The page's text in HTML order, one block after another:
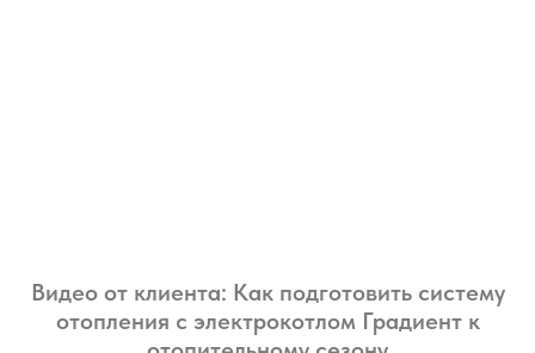
Видео от клиента: Как подготовить систему
отопления с электрокотлом Градиент к